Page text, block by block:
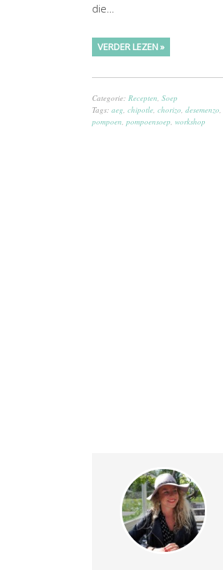
die…
VERDER LEZEN »
Categorie: Recepten Soep
Tags: aeg chipotle chorizo desemenzo
pompoen pompoensoep workshop